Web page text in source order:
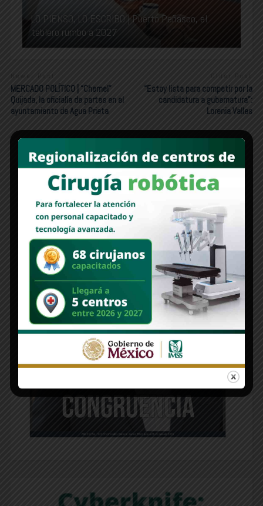
LO PIENSO, LO ESCRIBO | Puerto Peñasco, el
tablero rumbo a 2027
Newer Post
MERCADO POLÍTICO | “Chemel”
Quijada, la oficialía de partes en el
ayuntamiento de Agua Prieta
“Estoy lista para competir por la
candidatura a gubernatura”:
Lorenia Valles
Edición 1312